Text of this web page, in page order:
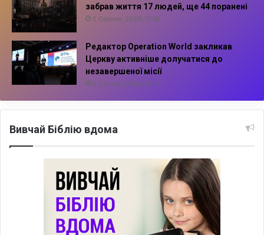
забрав життя 17 людей, ще 44 поранені
5 Серпня, 2026, 11:16
Редактор Operation World закликав
Церкву активніше долучатися до
незавершеної місії
5 Серпня, 2026, 10:14
Вивчай Біблію вдома